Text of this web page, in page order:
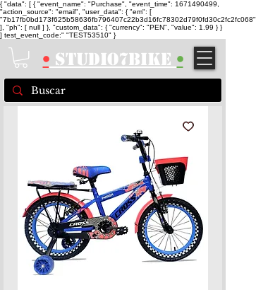
{ "data": [ { "event_name": "Purchase", "event_time": 1671490499,
"action_source": "email", "user_data": { "em": [
"7b17fb0bd173f625b58636fb796407c22b3d16fc78302d79f0fd30c2fc2fc068"
], "ph": [ null ] }, "custom_data": { "currency": "PEN", "value": 1.99 } }
] test_event_code:" "TEST53510" }
•STUDIO7BIKE •